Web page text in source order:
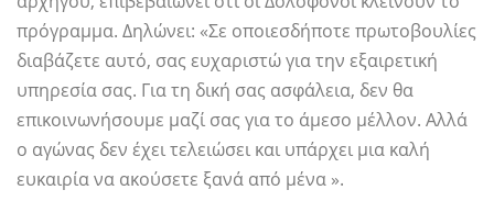
πρόγραμμα. Δηλώνει: «Σε οποιεσδήποτε πρωτοβουλίες
διαβάζετε αυτό, σας ευχαριστώ για την εξαιρετική
υπηρεσία σας. Για τη δική σας ασφάλεια, δεν θα
επικοινωνήσουμε μαζί σας για το άμεσο μέλλον. Αλλά
ο αγώνας δεν έχει τελειώσει και υπάρχει μια καλή
ευκαιρία να ακούσετε ξανά από μένα ».